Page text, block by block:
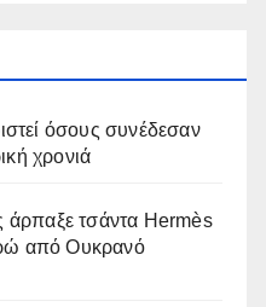
όσους συνέδεσαν
χρονιά
τσάντα Hermès
από Ουκρανό